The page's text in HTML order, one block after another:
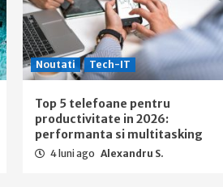
Noutati Tech-IT
Top 5 telefoane pentru
productivitate in 2026:
performanta si multitasking
4 luni ago Alexandru S.